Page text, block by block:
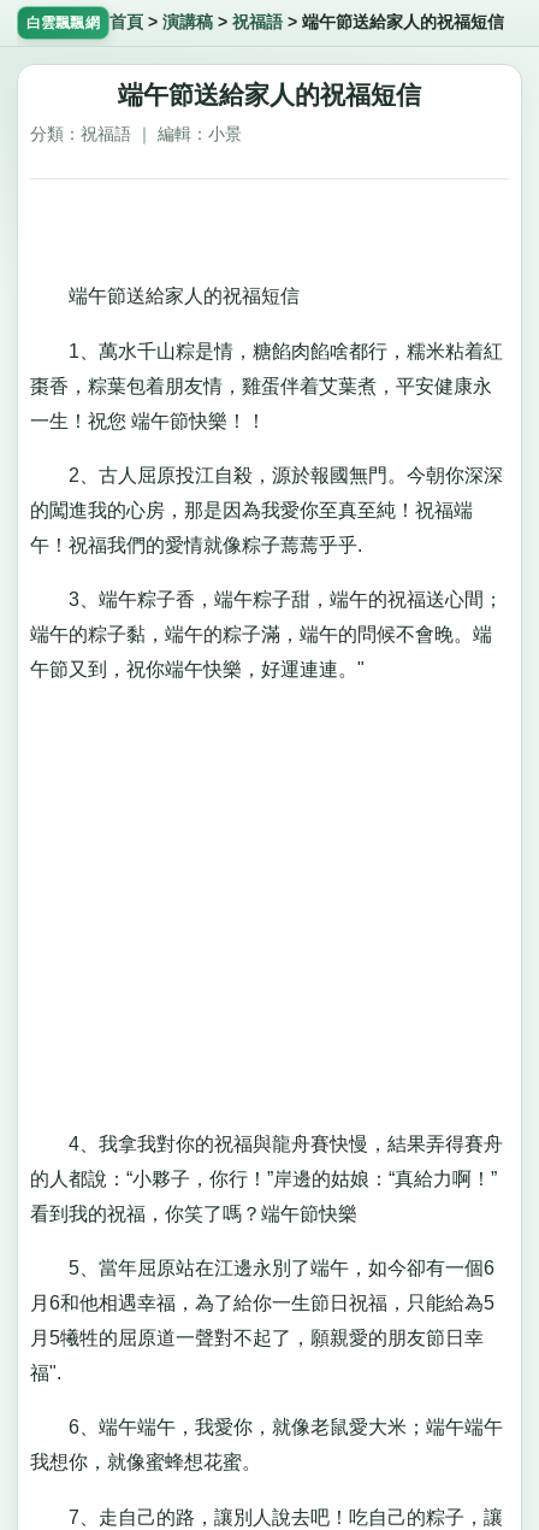
白雲飄飄網 首頁 > 演講稿> 祝福語> 端午節送給家人的祝福短信
端午節送給家人的祝福短信
分類：祝福語 ｜ 編輯：小景
端午節送給家人的祝福短信
1、萬水千山粽是情，糖餡肉餡啥都行，糯米粘着紅
棗香，粽葉包着朋友情，雞蛋伴着艾葉煮，平安健康永
一生！祝您 端午節快樂！！
2、古人屈原投江自殺，源於報國無門。今朝你深深
的闖進我的心房，那是因為我愛你至真至純！祝福端
午！祝福我們的愛情就像粽子蔫蔫乎乎.
3、端午粽子香，端午粽子甜，端午的祝福送心間；
端午的粽子黏，端午的粽子滿，端午的問候不會晚。端
午節又到，祝你端午快樂，好運連連。"
4、我拿我對你的祝福與龍舟賽快慢，結果弄得賽舟
的人都說：“小夥子，你行！”岸邊的姑娘：“真給力啊！”
看到我的祝福，你笑了嗎？端午節快樂
5、當年屈原站在江邊永別了端午，如今卻有一個6
月6和他相遇幸福，為了給你一生節日祝福，只能給為5
月5犧牲的屈原道一聲對不起了，願親愛的朋友節日幸
福".
6、端午端午，我愛你，就像老鼠愛大米；端午端午
我想你，就像蜜蜂想花蜜。
7、走自己的路，讓別人說去吧！吃自己的粽子，讓